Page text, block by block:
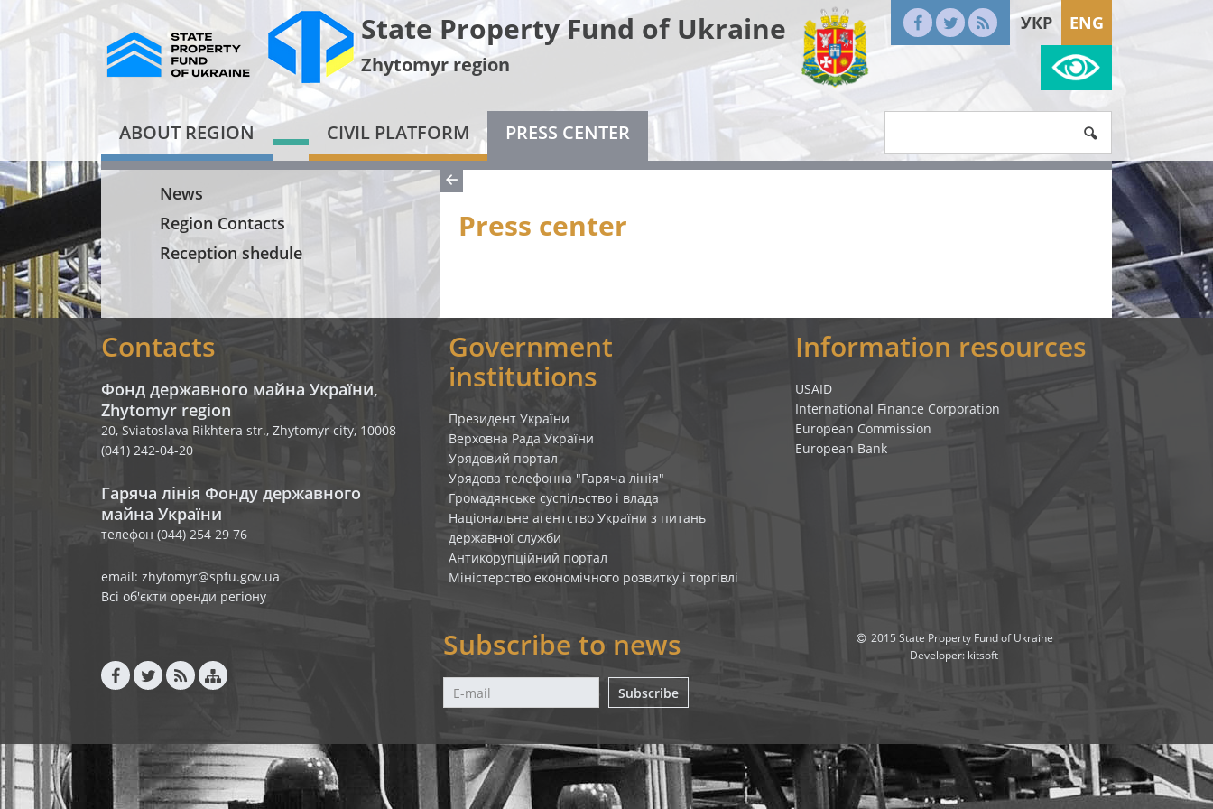
State Property Fund of Ukraine
Zhytomyr region
УКР ENG
ABOUT REGION CIVIL PLATFORM PRESS CENTER
News
Region Contacts
Reception shedule
Press center
Contacts
Фонд державного майна України,
Zhytomyr region
20, Sviatoslava Rikhtera str., Zhytomyr city, 10008
(041) 242-04-20
Гаряча лінія Фонду державного
майна України
телефон (044) 254 29 76
email: zhytomyr@spfu.gov.ua
Всі об'єкти оренди регіону
Government
institutions
Президент України
Верховна Рада України
Урядовий портал
Урядова телефонна "Гаряча лінія"
Громадянське суспільство і влада
Національне агентство України з питань
державної служби
Антикорупційний портал
Міністерство економічного розвитку і торгівлі
Information resources
USAID
International Finance Corporation
European Commission
European Bank
Subscribe to news
Subscribe
2015 State Property Fund of Ukraine
Developer: kitsoft